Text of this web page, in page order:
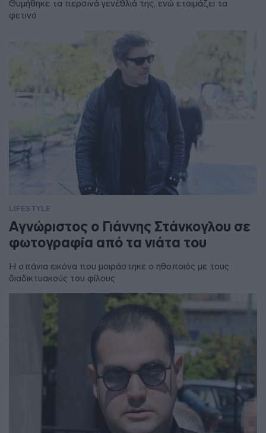
Θυμήθηκε τα περσινά γενέθλιά της, ενώ ετοιμάζει τα
φετινά
LIFESTYLE
Αγνώριστος ο Γιάννης Στάνκογλου σε
φωτογραφία από τα νιάτα του
Η σπάνια εικόνα που μοιράστηκε ο ηθοποιός με τους
διαδικτυακούς του φίλους